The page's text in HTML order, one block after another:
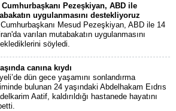
Cumhurbaşkanı Pezeşkiyan, ABD ile
uygulanmasını destekliyoruz
Cumhurbaşkanı Mesud Pezeşkiyan, ABD ile 14
varılan mutabakatın uygulanmasını
söyledi.
canına kıydı
dün gece yaşamını sonlandırma
bulunan 24 yaşındaki Abdelhakam Eıdrıs
Aatif, kaldırıldığı hastanede hayatını